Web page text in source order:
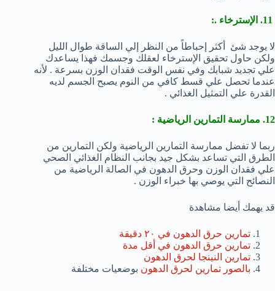
لا يوجد شئ أكثر إحباطاً من النظر إلي الساقة طوال الليل
ولكن حاول تحقيق الإسترخاء لعقلك وجسمك فهذا يساعدك
علي تجديد شبابك وفي نفس الوقت فقدان الوزن بسرعة . لأنه
عندما تحصل علي قسط كافي من النوم يصبح الجسم لديه
القدرة علي التمثيل الغذائي .
12. ممارسة التمارين الرياضية :
ربما لا تفضل ممارسة التمارين الرياضية ولكن التمارين من
الطرق التي تساعد بشكل جيد بجانب النظام الغذائي الصحي
علي فقدان الوزن وحرق الدهون في الصالة الرياضية من
النصائح التي يوصي بها خبراء الوزن .
قد يهمك أيضا مشاهدة
تمارين حرق الدهون في ٢٠ دقيقة
تمارين حرق الدهون في أقل مدة
تمارين النينجا لحرق الدهون
بالصور تمارين لحرق الدهون بوضعيات مختلفة